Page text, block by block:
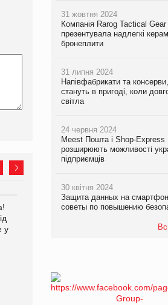
у
EVA.UA запустила
31 жовтня 2024
Компанія Rarog Tactical Gear
презентувала надлегкі
бронеплити
31 липня 2024
Напівфабрикати та консерви,
стануть в пригоді, коли
світла
24 червня 2024
Meest Пошта і Shop-Express
розширюють можливості
підприємців
30 квітня 2024
Защита данных на
советы по повышению